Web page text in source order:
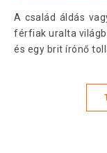
A család áldás vagy átok? Hogyan boldogulhat egy nő egy
férfiak uralta
és egy brit írónő